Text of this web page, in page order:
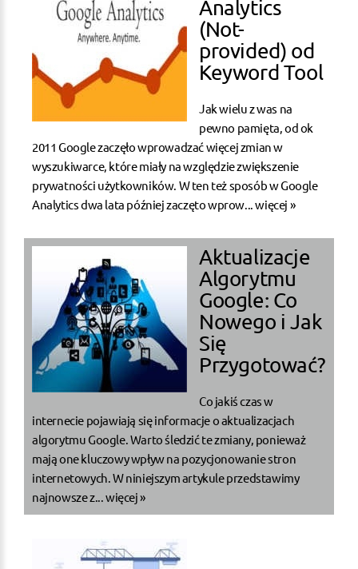
Analytics
(Not-
provided) od
Keyword Tool
Jak wielu z was na
pewno pamięta, od ok
2011 Google zaczęło wprowadzać więcej zmian w
wyszukiwarce, które miały na względzie zwiększenie
prywatności użytkowników. W ten też sposób w Google
Analytics dwa lata później zaczęto wprow...więcej »
Aktualizacje
Algorytmu
Google: Co
Nowego i Jak
Się
Przygotować?
Co jakiś czas w
internecie pojawiają się informacje o aktualizacjach
algorytmu Google. Warto śledzić te zmiany, ponieważ
mają one kluczowy wpływ na pozycjonowanie stron
internetowych. W niniejszym artykule przedstawimy
najnowsze z... więcej »